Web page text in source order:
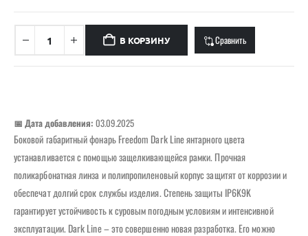
В КОРЗИНУ Сравнить
📅 Дата добавления: 03.09.2025
Боковой габаритный фонарь Freedom Dark Line янтарного цвета
устанавливается с помощью защелкивающейся рамки. Прочная
поликарбонатная линза и полипропиленовый корпус защитят от коррозии и
обеспечат долгий срок службы изделия. Степень защиты IP6K9K
гарантирует устойчивость к суровым погодным условиям и интенсивной
эксплуатации. Dark Line – это совершенно новая разработка. Его можно